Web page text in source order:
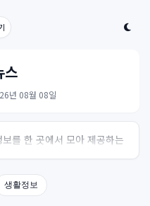
스
년 08월 08일
를 한 곳에서 모아 제공하는
를 한눈에 살펴보세요.
생활정보